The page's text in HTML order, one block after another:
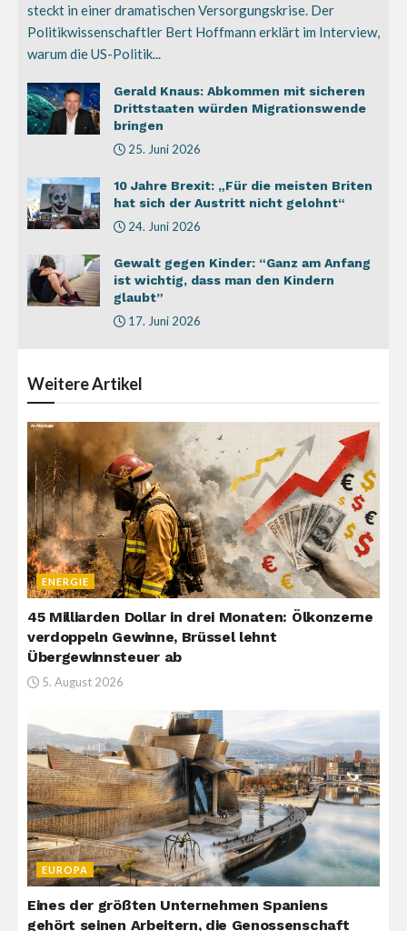
steckt in einer dramatischen Versorgungskrise. Der
Politikwissenschaftler Bert Hoffmann erklärt im Interview,
warum die US-Politik...
Gerald Knaus: Abkommen mit sicheren
Drittstaaten würden Migrationswende
bringen
25. Juni 2026
10 Jahre Brexit: „Für die meisten Briten
hat sich der Austritt nicht gelohnt“
24. Juni 2026
Gewalt gegen Kinder: “Ganz am Anfang
ist wichtig, dass man den Kindern
glaubt”
17. Juni 2026
WeitereArtikel
ENERGIE
45 Milliarden Dollar in drei Monaten: Ölkonzerne
verdoppeln Gewinne, Brüssel lehnt
Übergewinnsteuer ab
5. August 2026
EUROPA
Eines der größten Unternehmen Spaniens
gehört seinen Arbeitern, die Genossenschaft